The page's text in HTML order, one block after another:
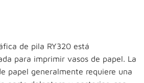
de pila RY320 está
para imprimir vasos de papel. La
papel generalmente requiere una